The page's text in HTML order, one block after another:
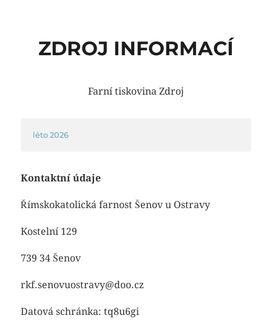
ZDROJ INFORMACÍ
Farní tiskovina Zdroj
léto 2026
Kontaktní údaje
Římskokatolická farnost Šenov u Ostravy
Kostelní 129
739 34 Šenov
rkf.senovuostravy@doo.cz
Datová schránka: tq8u6gi